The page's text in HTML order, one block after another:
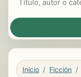
Inicio Ficción